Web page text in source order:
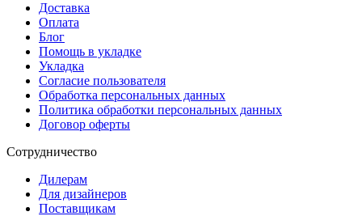
Доставка
Оплата
Блог
Помощь в укладке
Укладка
Согласие пользователя
Обработка персональных данных
Политика обработки персональных данных
Договор оферты
Сотрудничество
Дилерам
Для дизайнеров
Поставщикам